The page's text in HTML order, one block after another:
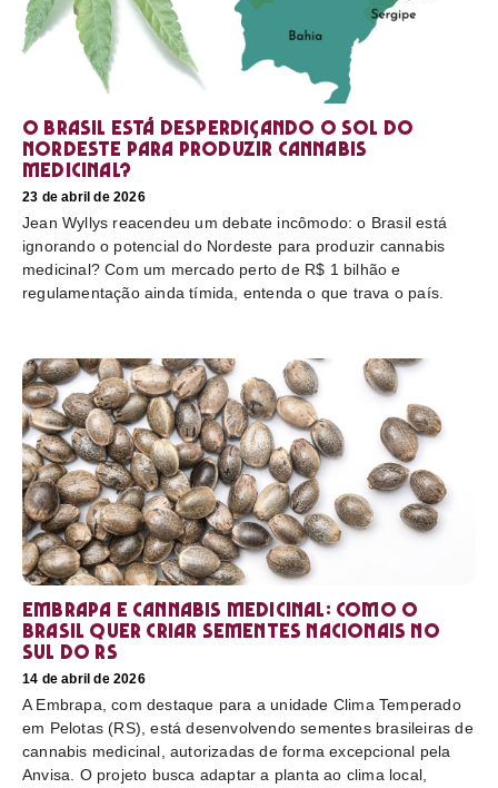
O Brasil está desperdiçando o sol do
nordeste para produzir cannabis
medicinal?
23 de abril de 2026
Jean Wyllys reacendeu um debate incômodo: o Brasil está
ignorando o potencial do Nordeste para produzir cannabis
medicinal? Com um mercado perto de R$ 1 bilhão e
regulamentação ainda tímida, entenda o que trava o país.
Embrapa e cannabis medicinal: como o
Brasil quer criar sementes nacionais no
sul do RS
14 de abril de 2026
A Embrapa, com destaque para a unidade Clima Temperado
em Pelotas (RS), está desenvolvendo sementes brasileiras de
cannabis medicinal, autorizadas de forma excepcional pela
Anvisa. O projeto busca adaptar a planta ao clima local,